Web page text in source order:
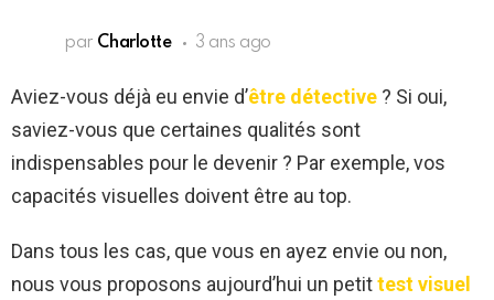
par Charlotte 3 ans ago
Aviez-vous déjà eu envie d’être détective ? Si oui,
saviez-vous que certaines qualités sont
indispensables pour le devenir ? Par exemple, vos
capacités visuelles doivent être au top.
Dans tous les cas, que vous en ayez envie ou non,
nous vous proposons aujourd’hui un petittest visuel